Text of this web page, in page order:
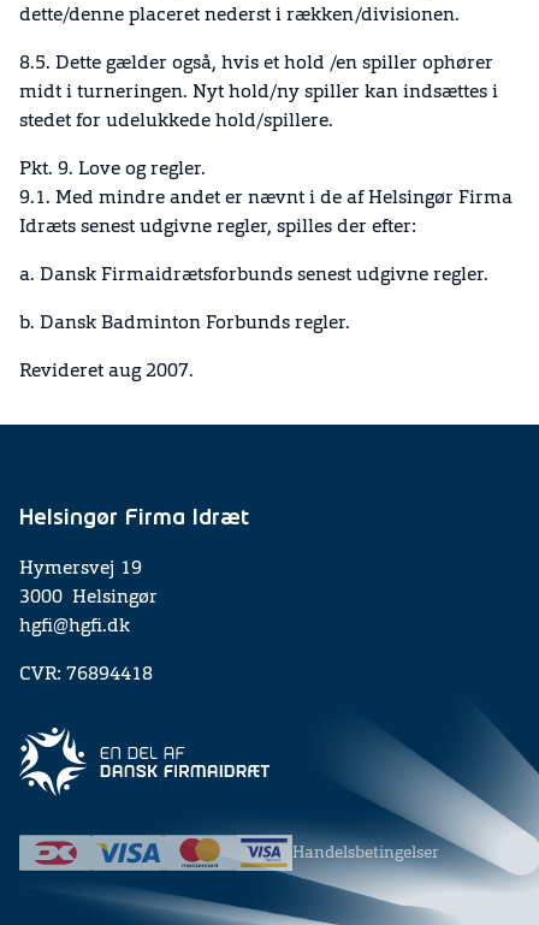
dette/denne placeret nederst i rækken/divisionen.
8.5. Dette gælder også, hvis et hold /en spiller ophører
midt i turneringen. Nyt hold/ny spiller kan indsættes i
stedet for udelukkede hold/spillere.
Pkt. 9. Love og regler.
9.1. Med mindre andet er nævnt i de af Helsingør Firma
Idræts senest udgivne regler, spilles der efter:
a. Dansk Firmaidrætsforbunds senest udgivne regler.
b. Dansk Badminton Forbunds regler.
Revideret aug 2007.
Helsingør Firma Idræt
Hymersvej 19
3000 Helsingør
hgfi@hgfi.dk
CVR: 76894418
Handelsbetingelser